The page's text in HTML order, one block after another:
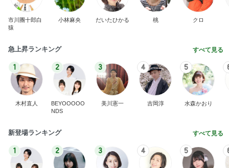
市川團十郎白
猿
小林麻央 だいたひかる 桃 クロ
急上昇ランキング すべて見る
1
木村直人
2
BEYOOOOO
NDS
3
美川憲一
4
吉岡淳
5
水森かおり
新登場ランキング すべて見る
1 2 3 4 5